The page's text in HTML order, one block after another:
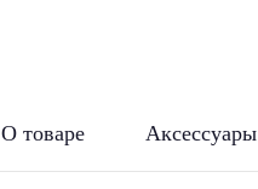
О товаре Аксессуары